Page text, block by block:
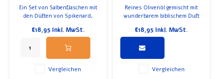
Ein Set von Salbenflaschen mit
den Düften von Spikenard,
biblischen Salbenöle von Ein
Gedi werden in der Tradition
der duftenden Öle aus
biblischer Zeit hergestellt.
€18,95 Inkl. MwSt.
Vergleichen
Reines Olivenöl gemischt mit
wunderbarem biblischem Duft
Englisch)
€18,95 Inkl. MwSt.
Vergleichen